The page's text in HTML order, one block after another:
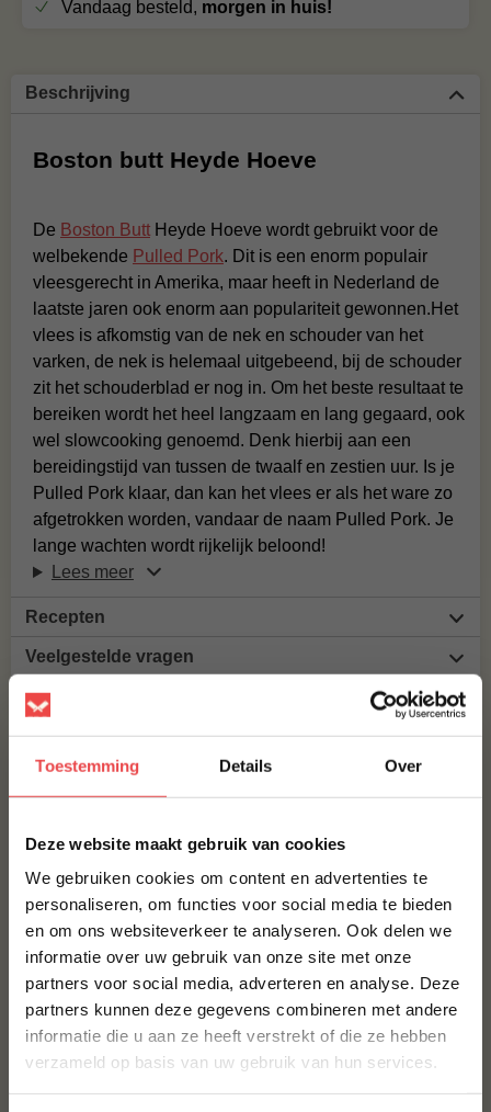
Toestemming Details Over
Deze website maakt gebruik van cookies
We gebruiken cookies om content en advertenties te
personaliseren, om functies voor social media te bieden
en om ons websiteverkeer te analyseren. Ook delen we
informatie over uw gebruik van onze site met onze
partners voor social media, adverteren en analyse. Deze
partners kunnen deze gegevens combineren met andere
informatie die u aan ze heeft verstrekt of die ze hebben
verzameld op basis van uw gebruik van hun services.
Vandaag besteld, morgen in huis!
Beschrijving
Boston butt Heyde Hoeve
De Boston Butt Heyde Hoeve wordt gebruikt voor de
welbekende Pulled Pork. Dit is een enorm populair
vleesgerecht in Amerika, maar heeft in Nederland de
laatste jaren ook enorm aan populariteit gewonnen.Het
vlees is afkomstig van de nek en schouder van het
varken, de nek is helemaal uitgebeend, bij de schouder
zit het schouderblad er nog in. Om het beste resultaat te
bereiken wordt het heel langzaam en lang gegaard, ook
wel slowcooking genoemd. Denk hierbij aan een
bereidingstijd van tussen de twaalf en zestien uur. Is je
Pulled Pork klaar, dan kan het vlees er als het ware zo
afgetrokken worden, vandaar de naam Pulled Pork. Je
lange wachten wordt rijkelijk beloond!
Lees meer
Recepten
Veelgestelde vragen
Productbeoordelingen
BOSTON BUTT
ROOKCHUNKS OLIJF
€ 8,95
BBQUALITY PORK RUB
€ 9,95
10% korting op je
eerste bestelling*
Schrijf je in voor onze nieuwsbrief en ontvang direct
10% korting op jouw eerste bestelling.
VOORNAAM